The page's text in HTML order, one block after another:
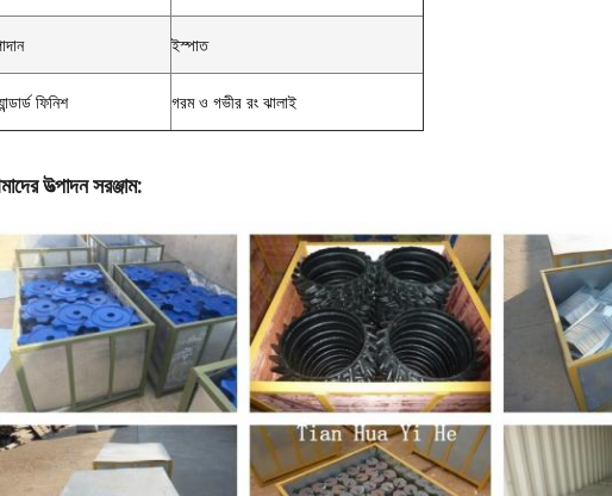
ইস্পাত
ফিনিশ গরম ও গভীর রং ঝালাই
উত্পাদন সরঞ্জাম: